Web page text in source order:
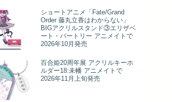
ショートアニメ「Fate/Grand
Order 藤丸立香はわからない」
BIGアクリルスタンド③エリザベ
ート・バートリー アニメイトで
2026年10月発売
百合姫20周年展 アクリルキーホ
ルダー18:未幡 アニメイトで
2026年11月上旬発売